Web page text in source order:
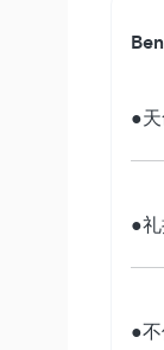
●
●
●